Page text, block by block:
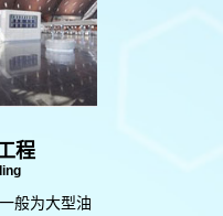
程
般为大型油